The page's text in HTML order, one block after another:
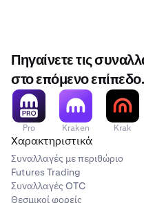
Πηγαίνετε τις
στο επόμενο επίπεδο.
Pro Kraken Krak
Χαρακτηριστικά
Συναλλαγές με περιθώριο
Futures Trading
Συναλλαγές OTC
Θεσμικοί φορείς